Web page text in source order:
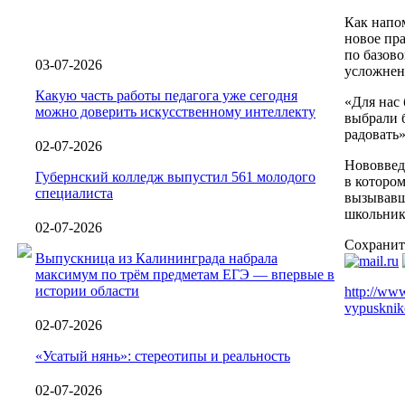
03-07-2026
Какую часть работы педагога уже сегодня
можно доверить искусственному интеллекту
02-07-2026
Губернский колледж выпустил 561 молодого
специалиста
02-07-2026
Выпускница из Калининграда набрала
максимум по трём предметам ЕГЭ — впервые в
истории области
02-07-2026
«Усатый нянь»: стереотипы и реальность
02-07-2026
Как
новое
по
«Для нас
выбрали
в
http://